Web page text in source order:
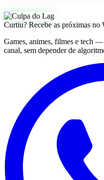
Curtiu? Recebe as próximas no
Games, animes, filmes e tech —
canal, sem depender de